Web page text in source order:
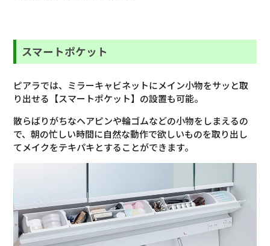
スマートポケット
ピアラでは、ミラーキャビネットにメイン小物をサッと取
り出せる【スマートポケット】の設置も可能。
散らばりがちなヘアピンや輪ゴムなどの小物をしまえるの
で、朝の忙しい時間に自然な動作で欲しいものを取り出し
てメイクをテキパキとすることができます。